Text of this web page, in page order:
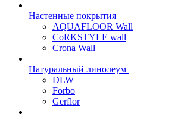
Настенные покрытия
AQUAFLOOR Wall
CoRKSTYLE wall
Crona Wall
Натуральный линолеум
DLW
Forbo
Gerflor